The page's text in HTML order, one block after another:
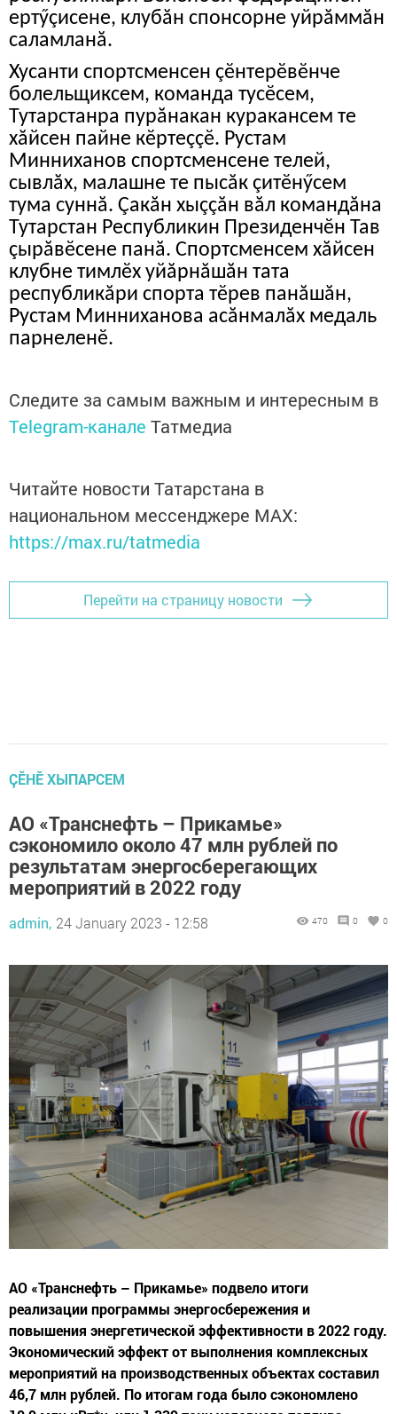
ертӳçисене, клубăн спонсорне уйрăммăн
саламланă.
Хусанти спортсменсен çӗнтерӗвӗнче
болельщиксем, команда тусӗсем,
Тутарстанра пурăнакан куракансем те
хăйсен пайне кӗртеççӗ. Рустам
Минниханов спортсменсене телей,
сывлăх, малашне те пысăк çитӗнӳсем
тума суннă. Çакăн хыççăн вăл командăна
Тутарстан Республикин Президенчӗн Тав
çырăвӗсене панă. Спортсменсем хăйсен
клубне тимлӗх уйăрнăшăн тата
республикăри спорта тӗрев панăшăн,
Рустам Минниханова асăнмалăх медаль
парнеленӗ.
Следите за самым важным и интересным в
Telegram-канале Татмедиа
Читайте новости Татарстана в
национальном мессенджере MАХ:
https://max.ru/tatmedia
Перейти на страницу новости
ÇӖНӖ ХЫПАРСЕМ
АО «Транснефть – Прикамье»
сэкономило около 47 млн рублей по
результатам энергосберегающих
мероприятий в 2022 году
admin, 24 January 2023 - 12:58 470 0 0
АО «Транснефть – Прикамье» подвело итоги
реализации программы энергосбережения и
повышения энергетической эффективности в 2022 году.
Экономический эффект от выполнения комплексных
мероприятий на производственных объектах составил
46,7 млн рублей. По итогам года было сэкономлено